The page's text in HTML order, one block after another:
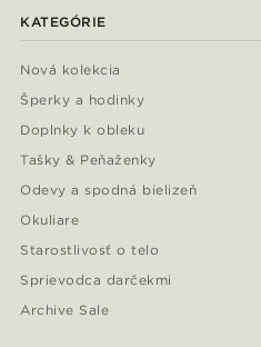
KATEGÓRIE
Nová kolekcia
Šperky a hodinky
Doplnky k obleku
Tašky & Peňaženky
Odevy a spodná bielizeň
Okuliare
Starostlivosť o telo
Sprievodca darčekmi
Archive Sale